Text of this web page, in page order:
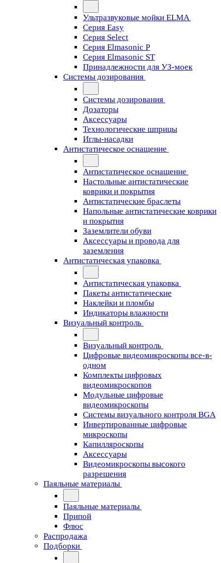
Ультразвуковые мойки ELMA
Серия Easy
Серия Select
Серия Elmasonic P
Серия Elmasonic ST
Принадлежности для УЗ-моек
Системы дозирования
Системы дозирования
Дозаторы
Аксессуары
Технологические шприцы
Иглы-насадки
Антистатическое оснащение
Антистатическое оснащение
Настольные антистатические
коврики и покрытия
Антистатические браслеты
Напольные антистатические коврики
и покрытия
Заземлители обуви
Аксессуары и провода для
заземления
Антистатическая упаковка
Антистатическая упаковка
Пакеты антистатические
Наклейки и пломбы
Индикаторы влажности
Визуальный контроль
Визуальный контроль
Цифровые видеомикроскопы все-в-
одном
Комплекты цифровых
видеомикроскопов
Модульные цифровые
видеомикроскопы
Cистемы визуального контроля BGA
Инвертированные цифровые
микроскопы
Капилляроскопы
Аксессуары
Видеомикроскопы высокого
разрешения
Паяльные материалы
Паяльные материалы
Припой
Флюс
Распродажа
Подборки